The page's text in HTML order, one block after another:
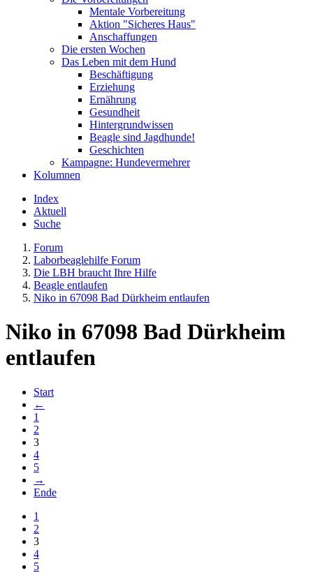
Mentale Vorbereitung
Aktion "Sicheres Haus"
Anschaffungen
Die ersten Wochen
Das Leben mit dem Hund
Beschäftigung
Erziehung
Ernährung
Gesundheit
Hintergrundwissen
Beagle sind Jagdhunde!
Geschichten
Kampagne: Hundevermehrer
Kolumnen
Index
Aktuell
Suche
Forum
Laborbeaglehilfe Forum
Die LBH braucht Ihre Hilfe
Beagle entlaufen
Niko in 67098 Bad Dürkheim entlaufen
Niko in 67098 Bad Dürkheim
entlaufen
Start
←
1
2
3
4
5
→
Ende
1
2
3
4
5